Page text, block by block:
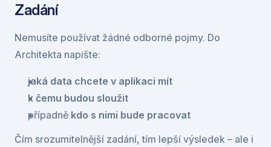
Zadání
Nemusíte používat žádné odborné pojmy. Do
Architekta napište:
jaká data chcete v aplikaci mít
k čemu budou sloužit
případně kdo s nimi bude pracovat
Čím srozumitelnější zadání, tím lepší výsledek – ale i